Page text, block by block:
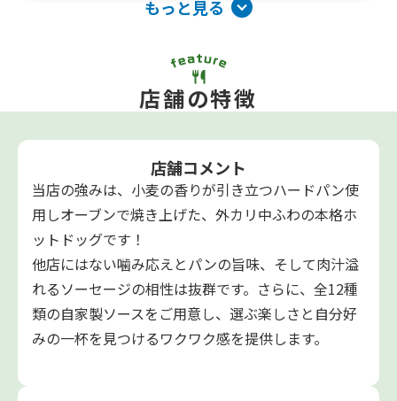
もっと見る
店舗の特徴
店舗コメント
当店の強みは、小麦の香りが引き立つハードパン使
用しオーブンで焼き上げた、外カリ中ふわの本格ホ
ットドッグです！
他店にはない噛み応えとパンの旨味、そして肉汁溢
れるソーセージの相性は抜群です。さらに、全12種
類の自家製ソースをご用意し、選ぶ楽しさと自分好
みの一杯を見つけるワクワク感を提供します。